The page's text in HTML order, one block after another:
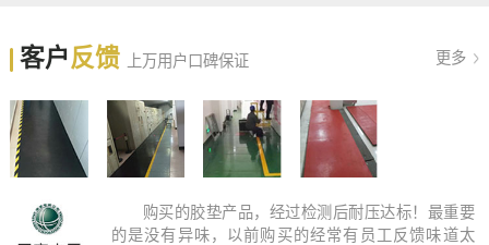
客户 反馈 上万用户口碑保证 更多
购买的胶垫产品，经过检测后耐压达标！最重要
的是没有异味，以前购买的经常有员工反馈味道太